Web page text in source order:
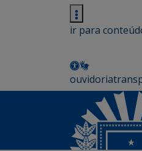
ir para
ouvidoria